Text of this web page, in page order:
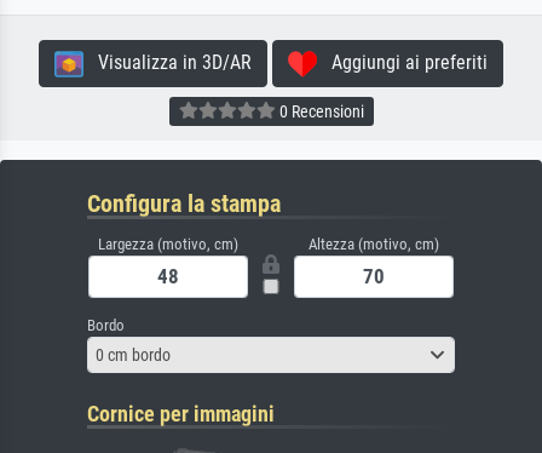
Visualizza in 3D/AR Aggiungi ai preferiti
0 Recensioni
Configura la stampa
Largezza (motivo, cm) Altezza (motivo, cm)
Bordo
0 cm bordo
Cornice per immagini